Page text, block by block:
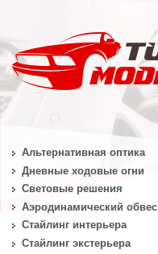
Альтернативная оптика
Дневные ходовые огни
Световые решения
Аэродинамический обвес
Стайлинг интерьера
Стайлинг экстерьера